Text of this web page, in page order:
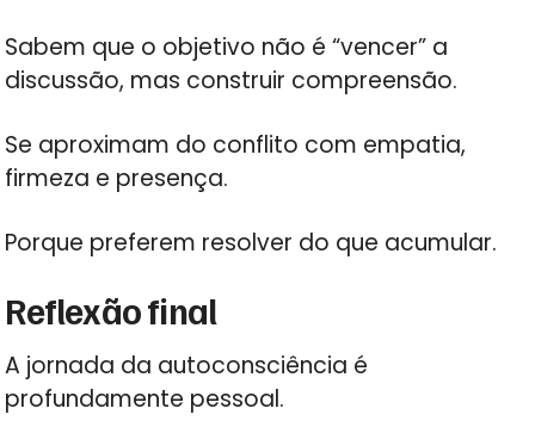
Sabem que o objetivo não é “vencer” a
discussão, mas construir compreensão.
Se aproximam do conflito com empatia,
firmeza e presença.
Porque preferem resolver do que acumular.
Reflexão final
A jornada da autoconsciência é
profundamente pessoal.